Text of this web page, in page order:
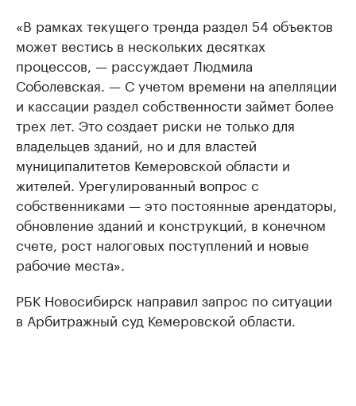
«В рамках текущего тренда раздел 54 объектов
может вестись в нескольких десятках
процессов, — рассуждает Людмила
Соболевская. — С учетом времени на апелляции
и кассации раздел собственности займет более
трех лет. Это создает риски не только для
владельцев зданий, но и для властей
муниципалитетов Кемеровской области и
жителей. Урегулированный вопрос с
собственниками — это постоянные арендаторы,
обновление зданий и конструкций, в конечном
счете, рост налоговых поступлений и новые
рабочие места».
РБК Новосибирск направил запрос по ситуации
в Арбитражный суд Кемеровской области.